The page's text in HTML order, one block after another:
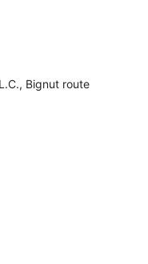
Bignut route